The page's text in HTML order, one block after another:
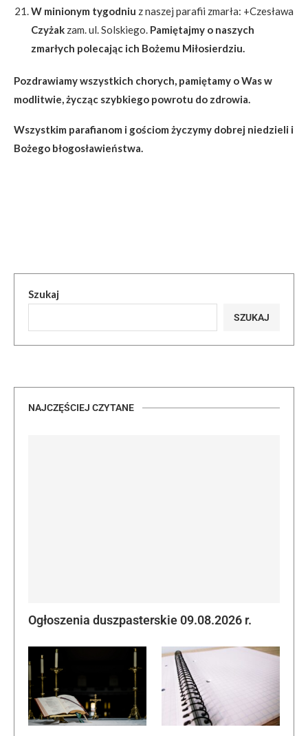
W minionym tygodniu z naszej parafii zmarła: +Czesława
Czyżak zam. ul. Solskiego. Pamiętajmy o naszych
zmarłych polecając ich Bożemu Miłosierdziu.
Pozdrawiamy wszystkich chorych, pamiętamy o Was w
modlitwie, życząc szybkiego powrotu do zdrowia.
Wszystkim parafianom i gościom życzymy dobrej niedzieli i
Bożego błogosławieństwa.
Szukaj
SZUKAJ
NAJCZĘŚCIEJ CZYTANE
Ogłoszenia duszpasterskie 09.08.2026 r.